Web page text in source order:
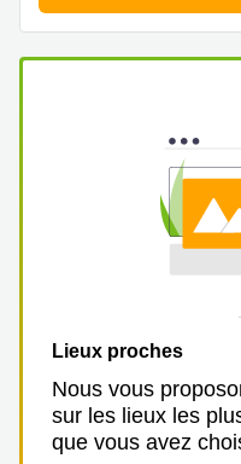
Lieux proches
Nous vous
sur les lieux les
que vous avez